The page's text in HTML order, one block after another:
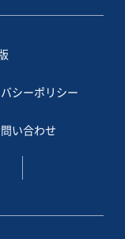
シーポリシー
い合わせ